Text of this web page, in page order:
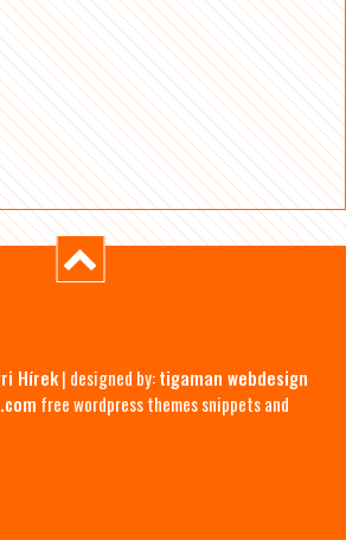
Hírek| designed by:tigaman webdesign
free wordpress themes snippets and